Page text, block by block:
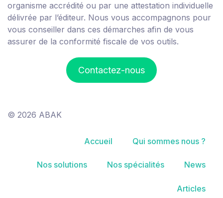
organisme accrédité ou par une attestation individuelle
délivrée par l’éditeur. Nous vous accompagnons pour
vous conseiller dans ces démarches afin de vous
assurer de la conformité fiscale de vos outils.
Contactez-nous
© 2026 ABAK
Accueil Qui sommes nous ?
Nos solutions Nos spécialités News
Articles